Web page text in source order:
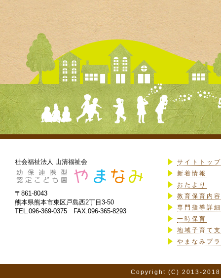
社会福祉法人 山清福祉会
〒861-8043
熊本県熊本市東区戸島西2丁目3-50
TEL.096-369-0375 FAX.096-365-8293
サイトトップ
新着情報
おたより
教育保育内
専門指導詳細
一時保育
地域子育て
やまなみプ
Copyright (C) 2013-